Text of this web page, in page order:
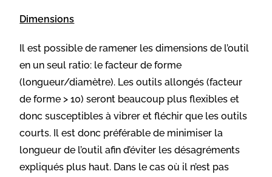
Dimensions
Il est possible de ramener les dimensions de l’outil
en un seul ratio: le facteur de forme
(longueur/diamètre). Les outils allongés (facteur
de forme > 10) seront beaucoup plus flexibles et
donc susceptibles à vibrer et fléchir que les outils
courts. Il est donc préférable de minimiser la
longueur de l’outil afin d’éviter les désagréments
expliqués plus haut. Dans le cas où il n’est pas